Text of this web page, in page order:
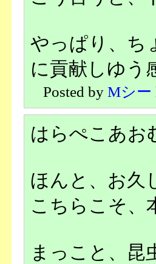
やっぱり、ち
に貢献しゆう
Posted by Mシー
はらぺこあお
ほんと、お久
こちらこそ、
まっこと、昆